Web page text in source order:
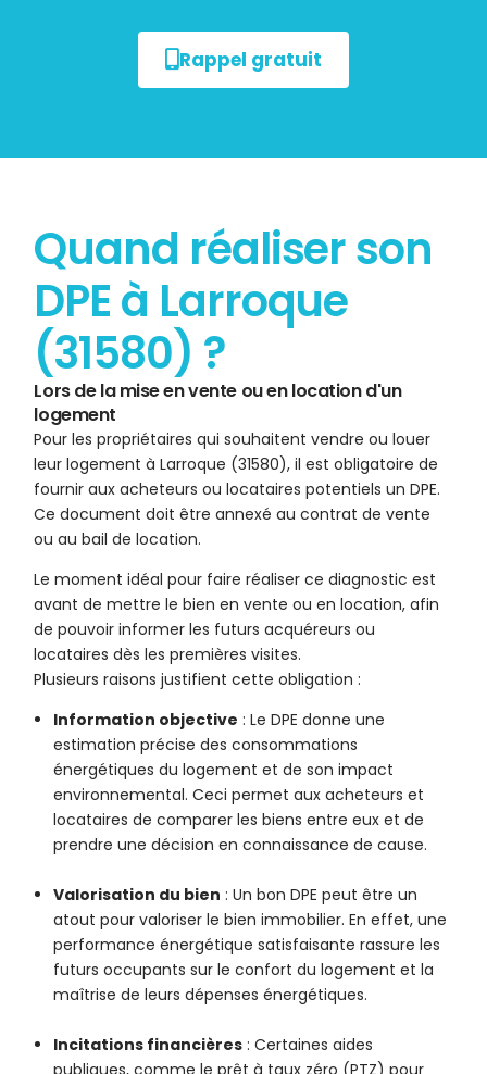
Rappel gratuit
Quand réaliser son
DPE à Larroque
(31580) ?
Lors de la mise en vente ou en location d'un
logement
Pour les propriétaires qui souhaitent vendre ou louer
leur logement à Larroque (31580), il est obligatoire de
fournir aux acheteurs ou locataires potentiels un DPE.
Ce document doit être annexé au contrat de vente
ou au bail de location.
Le moment idéal pour faire réaliser ce diagnostic est
avant de mettre le bien en vente ou en location, afin
de pouvoir informer les futurs acquéreurs ou
locataires dès les premières visites.
Plusieurs raisons justifient cette obligation :
Information objective : Le DPE donne une
estimation précise des consommations
énergétiques du logement et de son impact
environnemental. Ceci permet aux acheteurs et
locataires de comparer les biens entre eux et de
prendre une décision en connaissance de cause.
Valorisation du bien : Un bon DPE peut être un
atout pour valoriser le bien immobilier. En effet, une
performance énergétique satisfaisante rassure les
futurs occupants sur le confort du logement et la
maîtrise de leurs dépenses énergétiques.
Incitations financières : Certaines aides